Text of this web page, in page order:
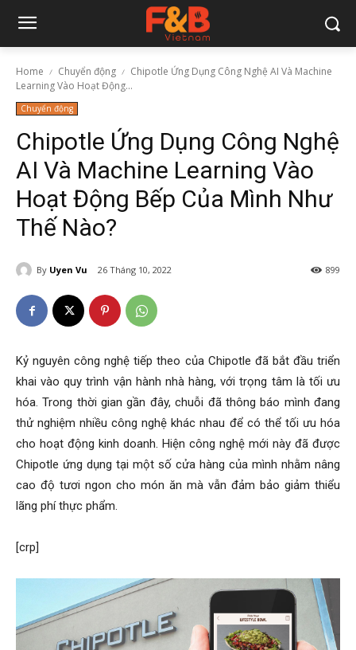
Home Chuyển động
Chipotle Ứng Dụng Công Nghệ AI Và Machine
Learning Vào Hoạt Động...
Chuyển động
Chipotle Ứng Dụng Công Nghệ
AI Và Machine Learning Vào
Hoạt Động Bếp Của Mình Như
Thế Nào?
By Uyen Vu 26 Tháng 10, 2022 899
Kỷ nguyên công nghệ tiếp theo của Chipotle đã bắt đầu triển
khai vào quy trình vận hành nhà hàng, với trọng tâm là tối ưu
hóa. Trong thời gian gần đây, chuỗi đã thông báo mình đang
thử nghiệm nhiều công nghệ khác nhau để có thể tối ưu hóa
cho hoạt động kinh doanh. Hiện công nghệ mới này đã được
Chipotle ứng dụng tại một số cửa hàng của mình nhằm nâng
cao độ tươi ngon cho món ăn mà vẫn đảm bảo giảm thiểu
lãng phí thực phẩm.
[crp]